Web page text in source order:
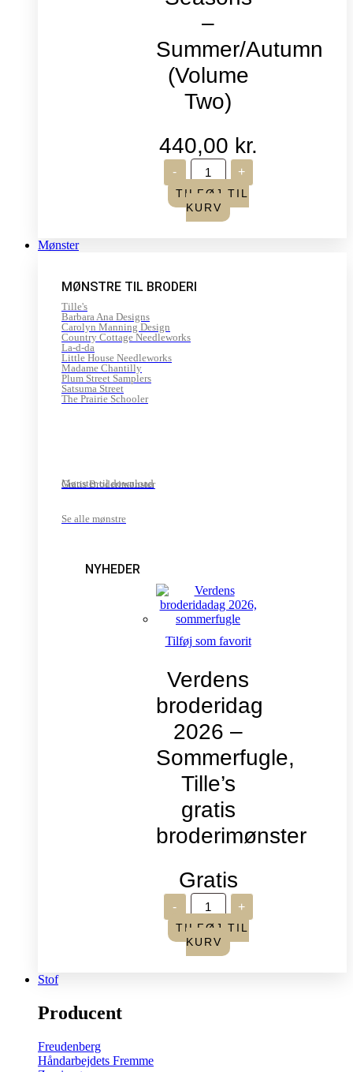
–
Summer/Autumn
(Volume
Two)
440,00 kr.
-
Life
in
Seasons
-
Summer/Autumn
+
TILFØJ TIL
KURV
Mønster
MØNSTRE TIL BRODERI
Tille's
Barbara Ana Designs
Carolyn Manning Design
Country Cottage Needleworks
La-d-da
Little House Needleworks
Madame Chantilly
Plum Street Samplers
Satsuma Street
The Prairie Schooler
Mønster til download
Gratis Broderimønster
Se alle mønstre
NYHEDER
Tilføj som favorit
Verdens
broderidag
2026 –
Sommerfugle,
Tille’s
gratis
broderimønster
Gratis
-
Verdens
broderidag
2026
-
Sommerfugle,
+
TILFØJ TIL
KURV
Stof
Producent
Freudenberg
Håndarbejdets Fremme